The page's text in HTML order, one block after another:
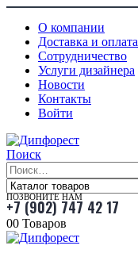
О компании
Доставка и оплата
Сотрудничество
Услуги дизайнера
Новости
Контакты
Войти
Поиск
ПОЗВОНИТЕ НАМ
+7 (902) 747 42 17
00 Товаров